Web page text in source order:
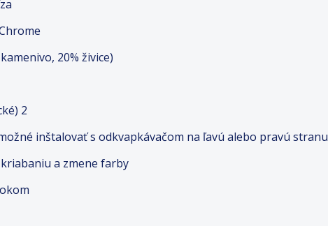
20% živice)
2
inštalovať s odkvapkávačom na ľavú alebo pravú stranu
a zmene farby